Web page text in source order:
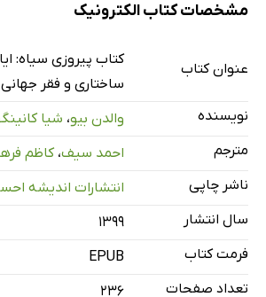
دربارۀ «غذا مقدّم است»
پیش‌گفتار
فهرست سرواژه‌ها
بهار آزادی...
... یا زمان بدبختی
واپس‌رانی جهانی
توطئه یا ایدئولوژی
مشخصات کتاب الکترونیک
عنوان کتاب
کتاب پیروزی سیاه:
س‍اخ‍ت‍اری‌ و ف‍ق‍ر ج‍ه‍ان‍ی‌
نویسنده
والدن بیو، شیا
مترجم
احمد سیف،کاظم
ناشر چاپی
انتشارات اندیشه
سال انتشار
۱۳۹۹
فرمت کتاب
EPUB
تعداد صفحات
236